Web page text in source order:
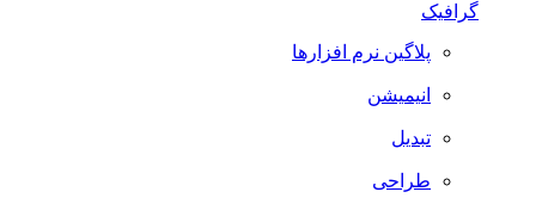
گرافیک
پلاگین نرم افزارها
انیمیشن
تبدیل
طراحی